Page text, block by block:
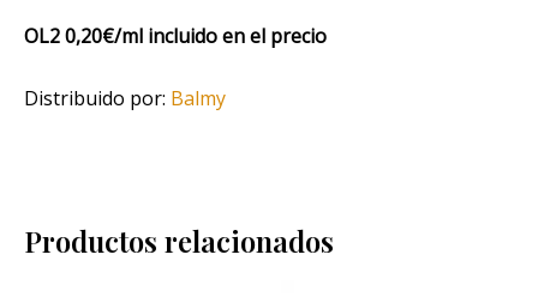
OL2 0,20€/ml incluido en el precio
Distribuido por: Balmy
Productos relacionados